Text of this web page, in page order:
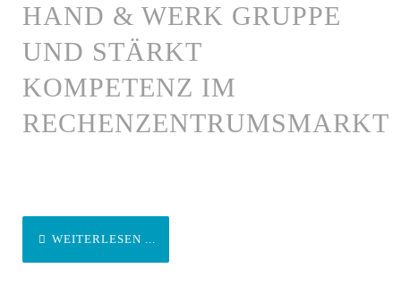
HAND & WERK GRUPPE
UND STÄRKT
KOMPETENZ IM
RECHENZENTRUMSMARKT
WEITERLESEN ...